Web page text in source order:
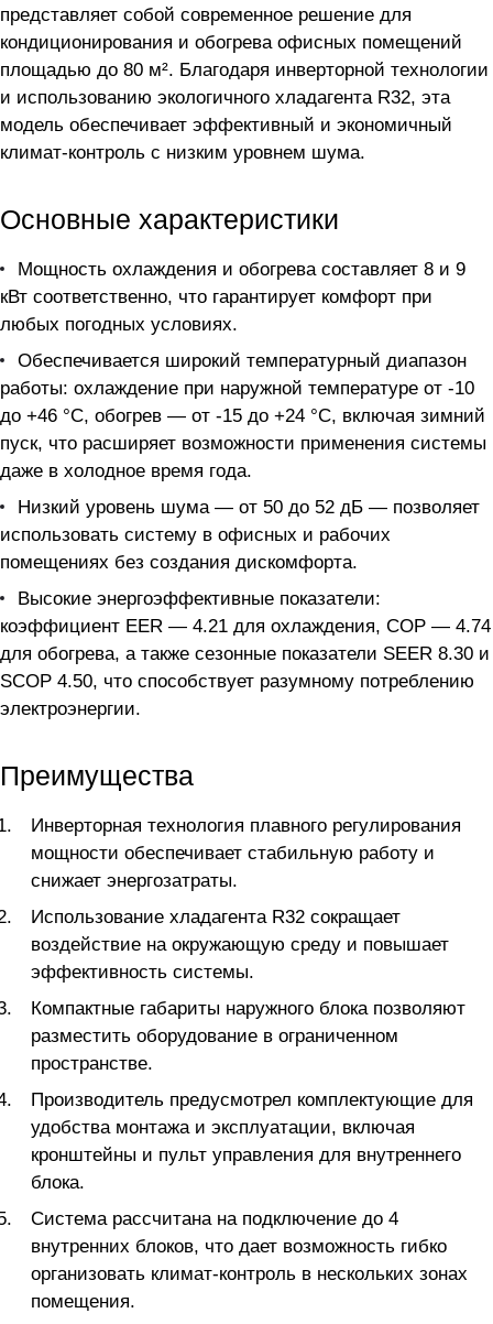
представляет собой современное решение для
кондиционирования и обогрева офисных помещений
площадью до 80 м². Благодаря инверторной технологии
и использованию экологичного хладагента R32, эта
модель обеспечивает эффективный и экономичный
климат-контроль с низким уровнем шума.
Основные характеристики
Мощность охлаждения и обогрева составляет 8 и 9
кВт соответственно, что гарантирует комфорт при
любых погодных условиях.
Обеспечивается широкий температурный диапазон
работы: охлаждение при наружной температуре от -10
до +46 °C, обогрев — от -15 до +24 °C, включая зимний
пуск, что расширяет возможности применения системы
даже в холодное время года.
Низкий уровень шума — от 50 до 52 дБ — позволяет
использовать систему в офисных и рабочих
помещениях без создания дискомфорта.
Высокие энергоэффективные показатели:
коэффициент EER — 4.21 для охлаждения, COP — 4.74
для обогрева, а также сезонные показатели SEER 8.30 и
SCOP 4.50, что способствует разумному потреблению
электроэнергии.
Преимущества
Инверторная технология плавного регулирования
мощности обеспечивает стабильную работу и
снижает энергозатраты.
Использование хладагента R32 сокращает
воздействие на окружающую среду и повышает
эффективность системы.
Компактные габариты наружного блока позволяют
разместить оборудование в ограниченном
пространстве.
Производитель предусмотрел комплектующие для
удобства монтажа и эксплуатации, включая
кронштейны и пульт управления для внутреннего
блока.
Система рассчитана на подключение до 4
внутренних блоков, что дает возможность гибко
организовать климат-контроль в нескольких зонах
помещения.